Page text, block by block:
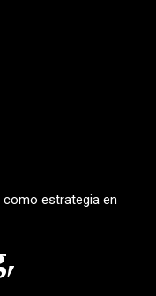
como estrategia en